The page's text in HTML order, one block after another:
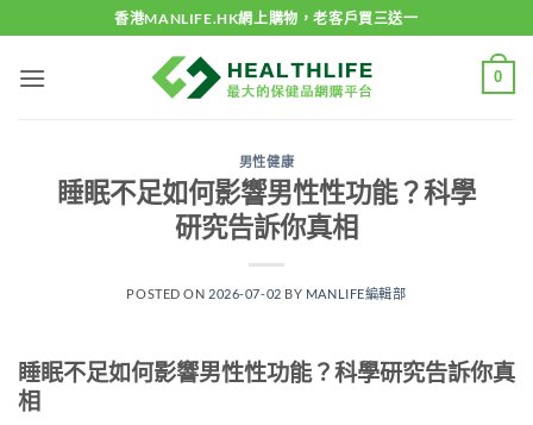
to
content
香港MANLIFE.HK網上購物，老客戶買三送一
0
男性健康
睡眠不足如何影響男性性功能？科學
研究告訴你真相
POSTED ON 2026-07-02 BY MANLIFE編輯部
睡眠不足如何影響男性性功能？科學研究告訴你真
相